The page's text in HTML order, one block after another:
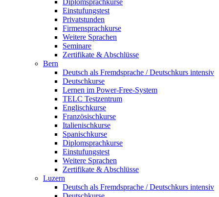
Diplomsprachkurse
Einstufungstest
Privatstunden
Firmensprachkurse
Weitere Sprachen
Seminare
Zertifikate & Abschlüsse
Bern
Deutsch als Fremdsprache / Deutschkurs intensiv
Deutschkurse
Lernen im Power-Free-System
TELC Testzentrum
Englischkurse
Französischkurse
Italienischkurse
Spanischkurse
Diplomsprachkurse
Einstufungstest
Weitere Sprachen
Zertifikate & Abschlüsse
Luzern
Deutsch als Fremdsprache / Deutschkurs intensiv